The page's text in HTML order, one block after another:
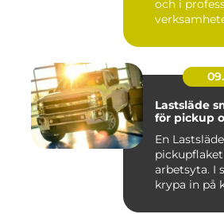
och i
Lastsläde smartare lastning
för pickup
En
arbetsyta. I
krypa in på